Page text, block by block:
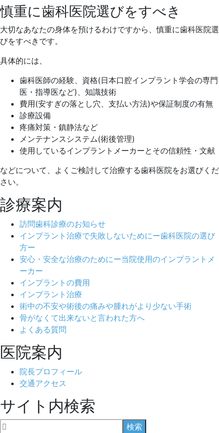
慎重に歯科医院選びをすべき
大切なあなたの身体を預けるわけですから、慎重に歯科医院選
びをすべきです。
具体的には、
歯科医師の経験、資格(日本口腔インプラント学会の専門
医・指導医など)、知識技術
費用(安すぎの落とし穴、支払い方法)や保証制度の有無
診療設備
疼痛対策・鎮静法など
メンテナンスシステム(術後管理)
使用しているインプラントメーカーとその信頼性・文献
などについて、よくご検討して治療する歯科医院をお選びくだ
さい。
診療案内
訪問歯科診療のお知らせ
インプラント治療で失敗しないためにー歯科医院の選び
方ー
安心・安全な治療のためにー当院使用のインプラントメ
ーカー
インプラントの費用
インプラント治療
術中の不安や術後の痛みや腫れがより少ない手術
骨がなくて出来ないと言われた方へ
よくある質問
医院案内
院長プロフィール
交通アクセス
サイト内検索